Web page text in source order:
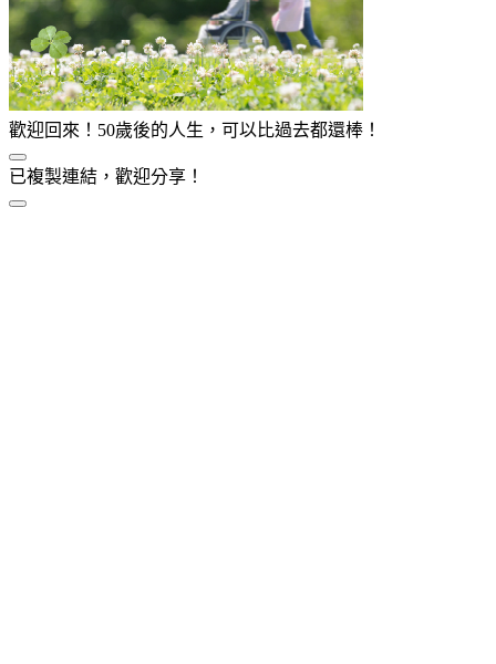
歡迎回來！50歲後的人生，可以比過去都還棒！
已複製連結，歡迎分享！